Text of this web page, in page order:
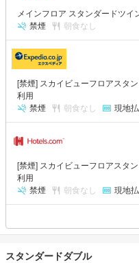
メインフロア スタンダードツイ
禁煙
朝食なし
[禁煙] スカイビューフロアスタ
利用
禁煙
朝食なし 現地
[禁煙] スカイビューフロアスタ
利用
禁煙
朝食なし 現地
スタンダードダブル